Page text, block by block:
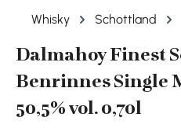
Whisky Schottland
Dalmahoy Finest
Benrinnes Single
50,5% vol. 0,70l